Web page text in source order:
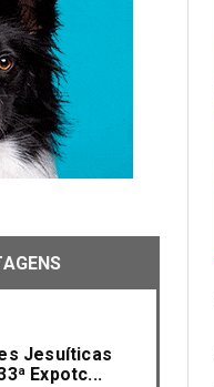
Jesuíticas
Expotc...